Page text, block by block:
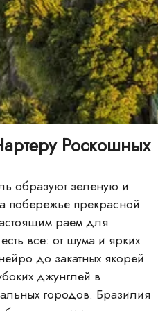
Роскошных
образуют зеленую и
побережье прекрасной
раем для
все: от шума и ярких
до закатных якорей
джунглей в
городов. Бразилия